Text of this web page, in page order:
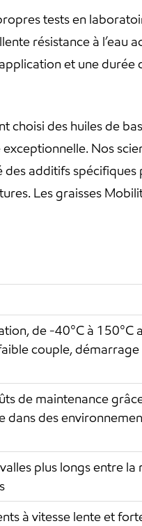
tests en
résistance à l’eau
et une durée
choisi des huiles de
Nos
additifs
Les graisses
de -40°C à 150°C
couple, démarrage
de maintenance
des
plus longs entre
à vitesse lente et